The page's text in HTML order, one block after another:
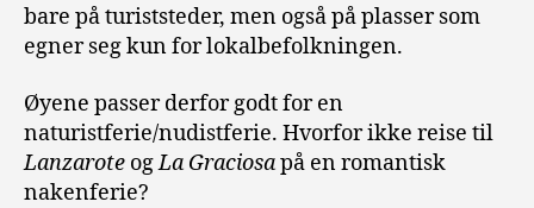
bare på turiststeder, men også på plasser som
egner seg kun for lokalbefolkningen.
Øyene passer derfor godt for en
naturistferie/nudistferie. Hvorfor ikke reise til
Lanzarote ogLa Graciosapå en romantisk
nakenferie?